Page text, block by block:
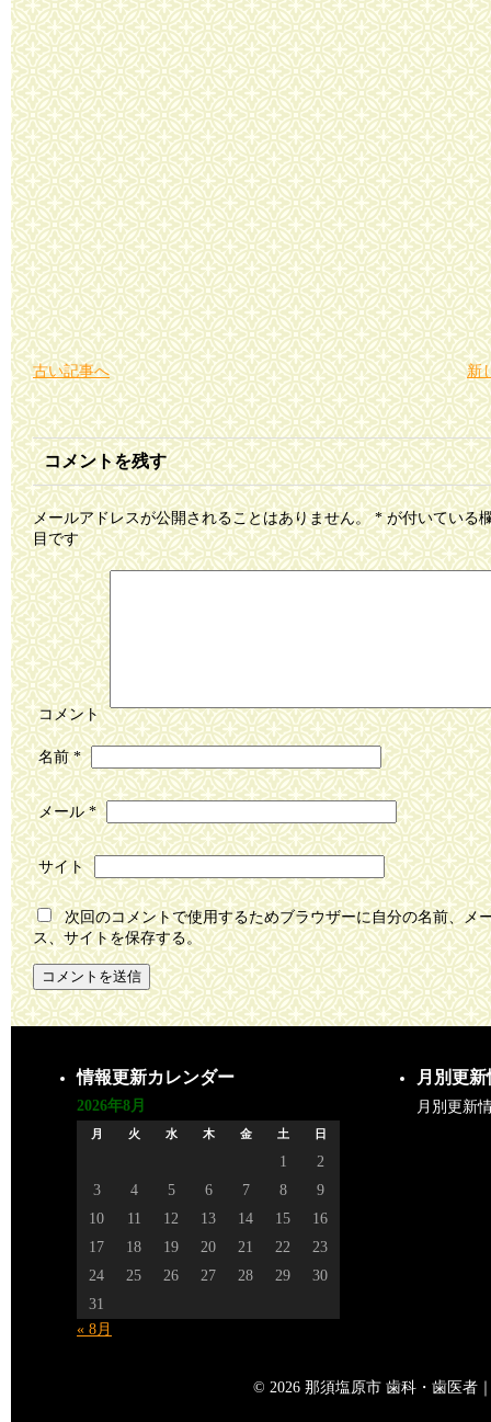
古い記事へ 新
コメントを残す
メールアドレスが公開されることはありません。 *が付いている
目です
コメント
名前*
メール*
サイト
次回のコメントで使用するためブラウザーに自分の名前、メ
ス、サイトを保存する。
情報更新カレンダー
2026年8月
月 火 水 木 金 土 日
1
2
3
4 5 6 7 8
9
10
11 12 13 14 15
16
17
18 19 20 21 22
23
24
25 26 27 28 29
30
31
« 8月
月別更
月別更新
© 2026 那須塩原市 歯科・歯医者